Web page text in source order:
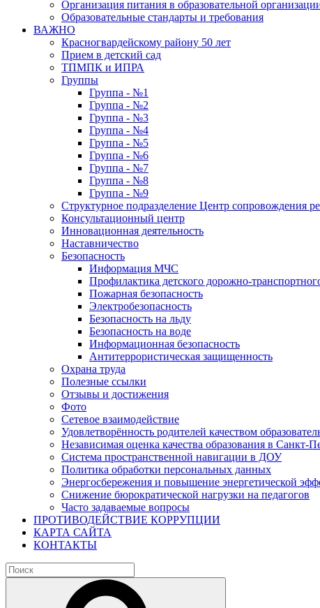
Организация питания в образовательной
Образовательные стандарты и требования
ВАЖНО
Красногвардейскому району 50 лет
Прием в детский сад
ТПМПК и ИПРА
Группы
Группа - №1
Группа - №2
Группа - №3
Группа - №4
Группа - №5
Группа - №6
Группа - №7
Группа - №8
Группа - №9
Структурное подразделение Центр сопровождения
Консультационный центр
Инновационная деятельность
Наставничество
Безопасность
Информация МЧС
Профилактика детского дорожно-
Пожарная безопасность
Электробезопасность
Безопасность на льду
Безопасность на воде
Информационная безопасность
Антитеррористическая защищенность
Охрана труда
Полезные ссылки
Отзывы и достижения
Фото
Сетевое взаимодействие
Удовлетворённость родителей качеством
Независимая оценка качества образования в Санкт-
Система пространственной навигации в ДОУ
Политика обработки персональных данных
Энергосбережения и повышение энергетической
Снижение бюрократической нагрузки на педагогов
Часто задаваемые вопросы
ПРОТИВОДЕЙСТВИЕ КОРРУПЦИИ
КАРТА САЙТА
КОНТАКТЫ